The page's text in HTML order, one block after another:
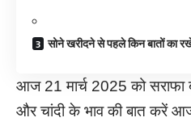
सोने खरीदने से पहले किन बातों का
आज 21 मार्च 2025 को सराफा
और चांदी के भाव की बात करें